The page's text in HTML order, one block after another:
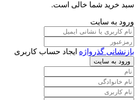
سبد خرید شما خالی است.
ورود به سایت
بازنشانی گذرواژه ایجاد حساب کاربری
ورود به سایت